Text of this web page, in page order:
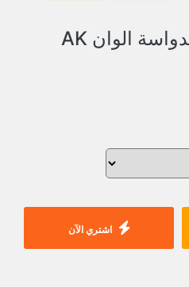
سلة قمامة 3 حبة بدواسة الوان AK
اشتري الآن